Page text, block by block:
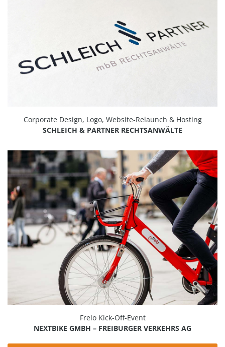
Corporate Design, Logo, Website-Relaunch & Hosting
SCHLEICH & PARTNER RECHTSANWÄLTE
Frelo Kick-Off-Event
NEXTBIKE GMBH – FREIBURGER VERKEHRS AG